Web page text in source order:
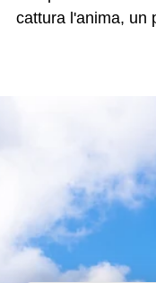
Entusiasmante
da Cape Town
Kruger
Cape Town Un